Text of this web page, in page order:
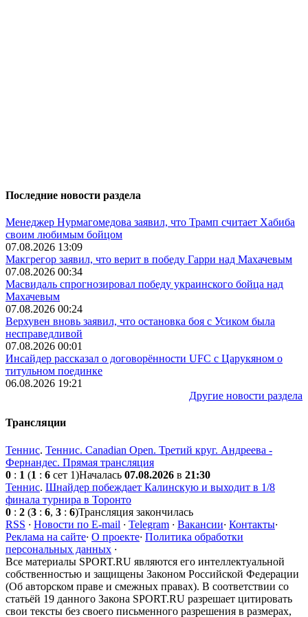
Последние новости раздела
Менеджер Нурмагомедова заявил, что Трамп считает Хабиба
своим любимым бойцом
07.08.2026 13:09
Макгрегор заявил, что верит в победу Гарри над Махачевым
07.08.2026 00:34
Масвидаль спрогнозировал победу украинского бойца над
Махачевым
07.08.2026 00:24
Верхувен вновь заявил, что остановка боя с Усиком была
несправедливой
07.08.2026 00:01
Инсайдер рассказал о договорённости UFC с Царукяном о
титульном поединке
06.08.2026 19:21
Другие новости раздела
Трансляции
Теннис. Теннис. Canadian Open. Третий круг. Андреева -
Фернандес. Прямая трансляция
0 : 1 (1 : 6 сет 1)Началась 07.08.2026 в 21:30
Теннис. Шнайдер побеждает Калинскую и выходит в 1/8
финала турнира в Торонто
0 : 2 (3 : 6, 3 : 6)Трансляция закончилась
RSS · Новости по E-mail · Telegram · Вакансии· Контакты·
Реклама на сайте· О проекте· Политика обработки
персональных данных ·
Все материалы SPORT.RU являются его интеллектуальной
собственностью и защищены Законом Российской Федерации
(Об авторском праве и смежных правах). В соответствии со
статьёй 19 данного Закона SPORT.RU разрешает цитировать
свои тексты без своего письменного разрешения в размерах,